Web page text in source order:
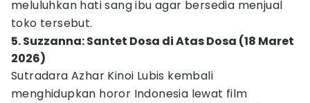
meluluhkan hati sang ibu agar bersedia menjual
toko tersebut.
5. Suzzanna: Santet Dosa di Atas Dosa (18 Maret
2026)
Sutradara Azhar Kinoi Lubis kembali
menghidupkan horor Indonesia lewat film